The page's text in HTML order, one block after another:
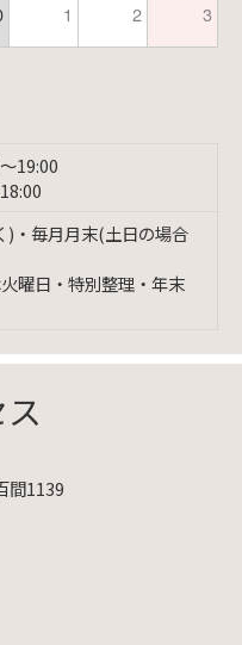
1 2 3
19:00
)・毎月月末(土日の場合
曜日・特別整理・年末
間1139